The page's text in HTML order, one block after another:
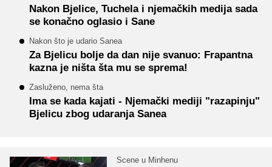
Nakon Bjelice, Tuchela i njemačkih medija sada
se konačno oglasio i Sane
Nakon što je udario Sanea
Za Bjelicu bolje da dan nije svanuo: Frapantna
kazna je ništa šta mu se sprema!
Zasluženo, nema šta
Ima se kada kajati - Njemački mediji "razapinju"
Bjelicu zbog udaranja Sanea
Scene u Minhenu